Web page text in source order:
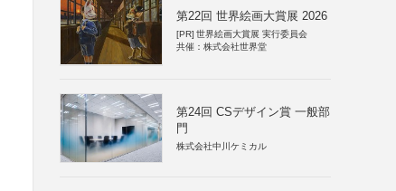
第22回 世界絵画大賞展 2026
[PR] 世界絵画大賞展 実行委員会
共催：株式会社世界堂
第24回 CSデザイン賞 一般部
門
株式会社中川ケミカル